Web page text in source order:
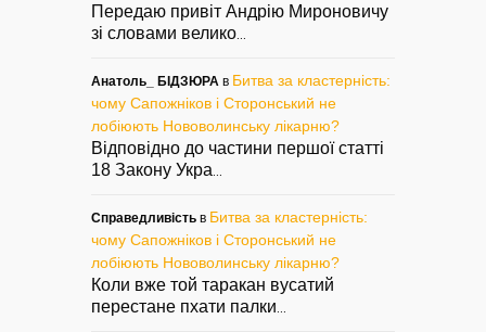
Передаю привіт Андрію Мироновичу
зі словами велико
Анатоль_ БІДЗЮРА в Битва за кластерність:
чому Сапожніков і Сторонський не
лобіюють Нововолинську лікарню?
Відповідно до частини першої статті
18 Закону Укра
Справедливість в Битва за кластерність:
чому Сапожніков і Сторонський не
лобіюють Нововолинську лікарню?
Коли вже той таракан вусатий
перестане пхати палки